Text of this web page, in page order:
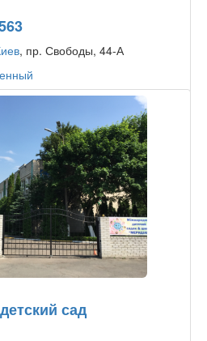
, пр. Свободы, 44-А
сад